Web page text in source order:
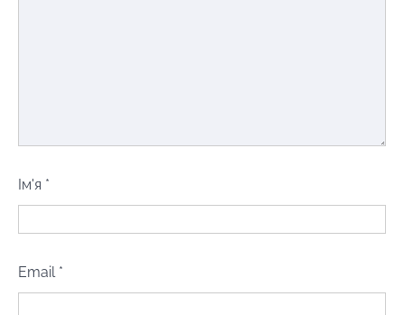
Ім'я *
Email *